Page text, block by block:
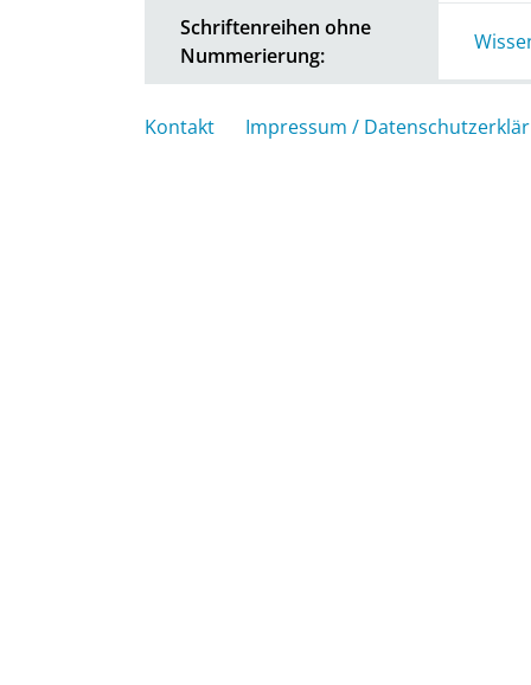
Schriftenreihen ohne
Nummerierung:
Kontakt Impressum /